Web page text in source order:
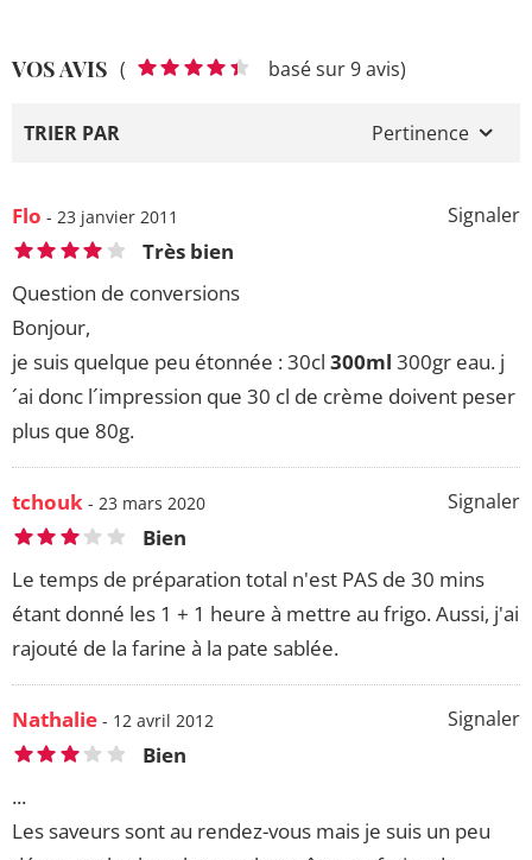
VOS AVIS ( basé sur 9 avis)
TRIER PAR Pertinence
Signaler
Flo - 23 janvier 2011
Très bien
Question de conversions
Bonjour,
je suis quelque peu étonnée : 30cl 300ml 300gr eau. j
´ai donc l´impression que 30 cl de crème doivent peser
plus que 80g.
Signaler
tchouk - 23 mars 2020
Bien
Le temps de préparation total n'est PAS de 30 mins
étant donné les 1 + 1 heure à mettre au frigo. Aussi, j'ai
rajouté de la farine à la pate sablée.
Signaler
Nathalie - 12 avril 2012
Bien
...
Les saveurs sont au rendez-vous mais je suis un peu